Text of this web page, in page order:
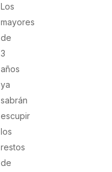
Los
mayores
de
3
años
ya
sabrán
escupir
los
restos
de